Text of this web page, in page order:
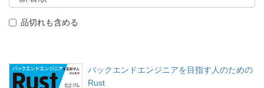
品切れも含める
バックエンドエンジニアを目指す人のための
Rust